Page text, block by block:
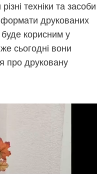
техніки та засоби
друкованих
корисним у
сьогодні вони
про друковану